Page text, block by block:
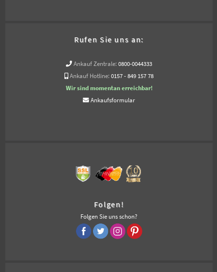
Rufen Sie uns an:
Ankauf Zentrale: 0800-0044333
Ankauf Hotline: 0157 - 849 157 78
Wir sind momentan erreichbar!
Ankaufsformular
Folgen!
Folgen Sie uns schon?